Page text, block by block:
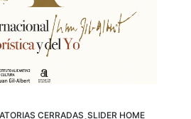
CERRADAS,SLIDER HOME